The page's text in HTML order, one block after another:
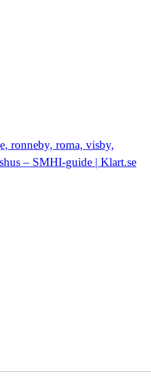
ronneby, roma, visby,
– SMHI-guide | Klart.se